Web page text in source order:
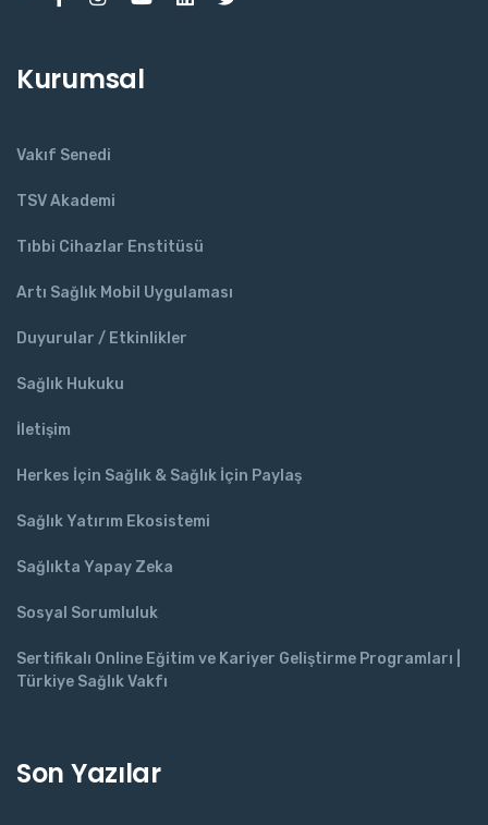
Kurumsal
Vakıf Senedi
TSV Akademi
Tıbbi Cihazlar Enstitüsü
Artı Sağlık Mobil Uygulaması
Duyurular / Etkinlikler
Sağlık Hukuku
İletişim
Herkes İçin Sağlık & Sağlık İçin Paylaş
Sağlık Yatırım Ekosistemi
Sağlıkta Yapay Zeka
Sosyal Sorumluluk
Sertifikalı Online Eğitim ve Kariyer Geliştirme Programları |
Türkiye Sağlık Vakfı
Son Yazılar